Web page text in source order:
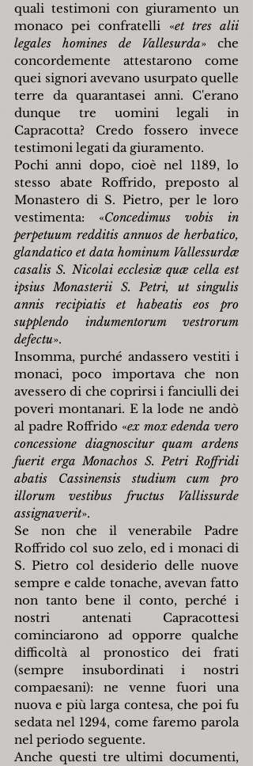
quali testimoni con giuramento un
monaco pei confratelli «et tres alii
legales homines de Vallesurda» che
concordemente attestarono come
quei signori avevano usurpato quelle
terre da quarantasei anni. C'erano
dunque tre uomini legali in
Capracotta? Credo fossero invece
testimoni legati da giuramento.
Pochi anni dopo, cioè nel 1189, lo
stesso abate Roffrido, preposto al
Monastero di S. Pietro, per le loro
vestimenta: «Concedimus vobis in
perpetuum redditis annuos de herbatico,
glandatico et data hominum Vallessurdæ
casalis S. Nicolai ecclesiæ quæ cella est
ipsius Monasterii S. Petri, ut singulis
annis recipiatis et habeatis eos pro
supplendo indumentorum vestrorum
defectu».
Insomma, purché andassero vestiti i
monaci, poco importava che non
avessero di che coprirsi i fanciulli dei
poveri montanari. E la lode ne andò
al padre Roffrido «ex mox edenda vero
concessione diagnoscitur quam ardens
fuerit erga Monachos S. Petri Roffridi
abatis Cassinensis studium cum pro
illorum vestibus fructus Vallissurde
assignaverit».
Se non che il venerabile Padre
Roffrido col suo zelo, ed i monaci di
S. Pietro col desiderio delle nuove
sempre e calde tonache, avevan fatto
non tanto bene il conto, perché i
nostri antenati Capracottesi
cominciarono ad opporre qualche
difficoltà al pronostico dei frati
(sempre insubordinati i nostri
compaesani): ne venne fuori una
nuova e più larga contesa, che poi fu
sedata nel 1294, come faremo parola
nel periodo seguente.
Anche questi tre ultimi documenti,